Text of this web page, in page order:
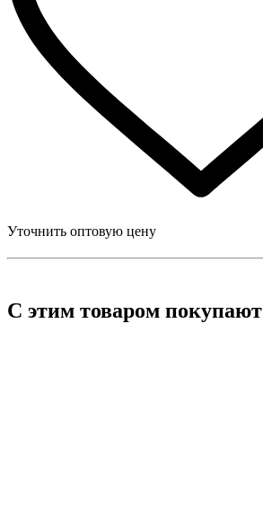
Уточнить оптовую цену
С этим товаром покупают